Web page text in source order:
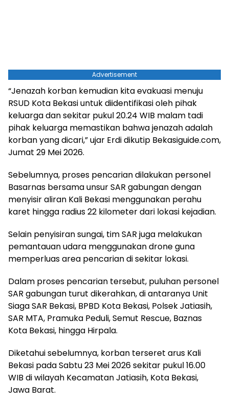
Advertisement
“Jenazah korban kemudian kita evakuasi menuju
RSUD Kota Bekasi untuk diidentifikasi oleh pihak
keluarga dan sekitar pukul 20.24 WIB malam tadi
pihak keluarga memastikan bahwa jenazah adalah
korban yang dicari,” ujar Erdi dikutip Bekasiguide.com,
Jumat 29 Mei 2026.
Sebelumnya, proses pencarian dilakukan personel
Basarnas bersama unsur SAR gabungan dengan
menyisir aliran Kali Bekasi menggunakan perahu
karet hingga radius 22 kilometer dari lokasi kejadian.
Selain penyisiran sungai, tim SAR juga melakukan
pemantauan udara menggunakan drone guna
memperluas area pencarian di sekitar lokasi.
Dalam proses pencarian tersebut, puluhan personel
SAR gabungan turut dikerahkan, di antaranya Unit
Siaga SAR Bekasi, BPBD Kota Bekasi, Polsek Jatiasih,
SAR MTA, Pramuka Peduli, Semut Rescue, Baznas
Kota Bekasi, hingga Hirpala.
Diketahui sebelumnya, korban terseret arus Kali
Bekasi pada Sabtu 23 Mei 2026 sekitar pukul 16.00
WIB di wilayah Kecamatan Jatiasih, Kota Bekasi,
Jawa Barat.